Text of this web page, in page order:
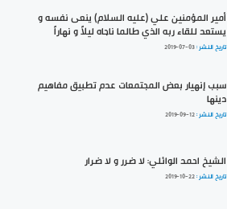
أمير المؤمنين علي (عليه السلام) ينعى نفسه و
يستعد للقاء ربه الذي طالما ناجاه ليلاً و نهاراً
تاريخ النشر :2019-07-03
سبب إنهيار بعض المجتمعات عدم تطبيق مفاهيم
دينها
تاريخ النشر :2019-09-12
الشيخ احمد الوائلي: لا ضرر و لا ضرار
تاريخ النشر :2019-10-22